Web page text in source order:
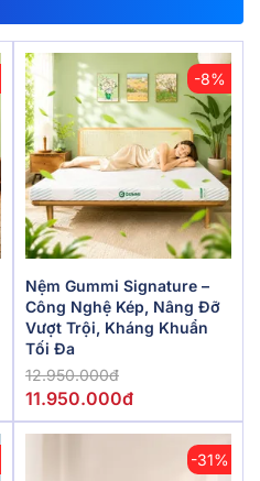
-8%
Nệm Gummi Signature –
Công Nghệ Kép, Nâng Đỡ
Vượt Trội, Kháng Khuẩn
Tối Đa
12.950.000đ
11.950.000đ
-31%